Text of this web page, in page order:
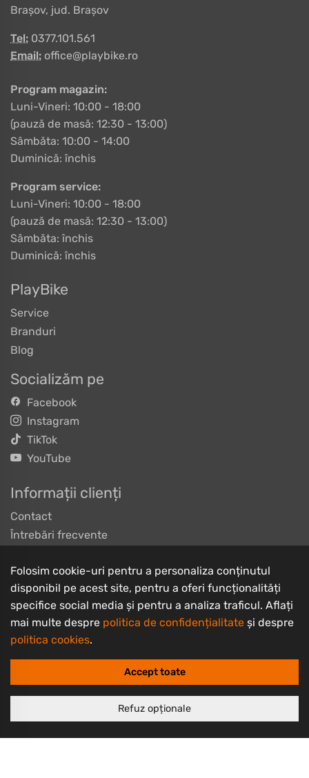
Brașov, jud. Brașov
Tel: 0377.101.561
Email: office@playbike.ro
Program magazin:
Luni-Vineri: 10:00 - 18:00
(pauză de masă: 12:30 - 13:00)
Sâmbăta: 10:00 - 14:00
Duminică: închis
Program service:
Luni-Vineri: 10:00 - 18:00
(pauză de masă: 12:30 - 13:00)
Sâmbăta: închis
Duminică: închis
PlayBike
Service
Branduri
Blog
Socializăm pe
Facebook
Instagram
TikTok
YouTube
Informații clienți
Contact
Întrebări frecvente
Despre noi
Termeni și condiții
Politică de retur
Politică de confidențialitate
Politică cookie
Folosim cookie-uri pentru a personaliza conținutul
disponibil pe acest site, pentru a oferi funcționalități
specifice social media și pentru a analiza traficul. Aflați
mai multe despre politica de confidențialitate și despre
politica cookies.
Accept toate
Refuz opționale